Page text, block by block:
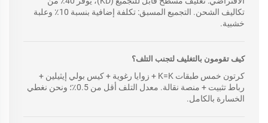
تكاليف الشحن. التجميع المسبق: تكلفة إضافية بنسبة 10٪ وعلبة
خشبية.
كيف تقومون بالتغليف لتجنب التلف؟
كرتون خمس طبقات K=K + زوايا رغوية + كيس بولي إيثيلين +
رباط تثبيت + منصة نقالة. معدل التلف أقل من 0.5٪؛ ونحن نغطي
الخسارة بالكامل.